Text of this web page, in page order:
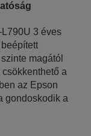
3 éves
magától
a
az Epson
gondoskodik a